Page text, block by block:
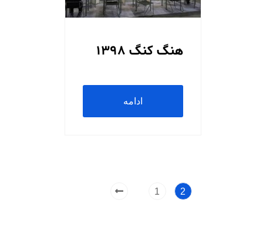
هنگ کنگ 1398
ادامه
1 2